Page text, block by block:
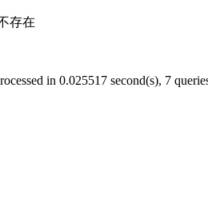
存在
in 0.025517 second(s), 7